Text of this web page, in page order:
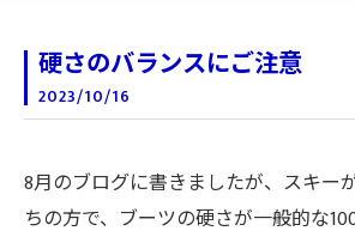
硬さのバランスにご注意
2023/10/16
8月のブログに書きましたが、スキー
ちの方で、ブーツの硬さが一般的な